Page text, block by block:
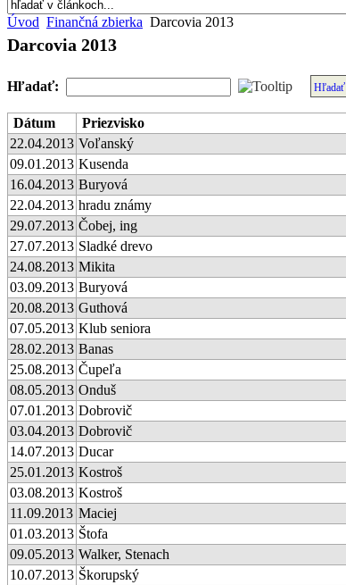
Úvod Finančná zbierka Darcovia 2013
Darcovia 2013
Hľadať: Hľadať
Dátum Priezvisko
22.04.2013 Voľanský
09.01.2013 Kusenda
16.04.2013 Buryová
22.04.2013 hradu známy
29.07.2013 Čobej, ing
27.07.2013 Sladké drevo
24.08.2013 Mikita
03.09.2013 Buryová
20.08.2013 Guthová
07.05.2013 Klub seniora
28.02.2013 Banas
25.08.2013 Čupeľa
08.05.2013 Onduš
07.01.2013 Dobrovič
03.04.2013 Dobrovič
14.07.2013 Ducar
25.01.2013 Kostroš
03.08.2013 Kostroš
11.09.2013 Maciej
01.03.2013 Štofa
09.05.2013 Walker, Stenach
10.07.2013 Škorupský